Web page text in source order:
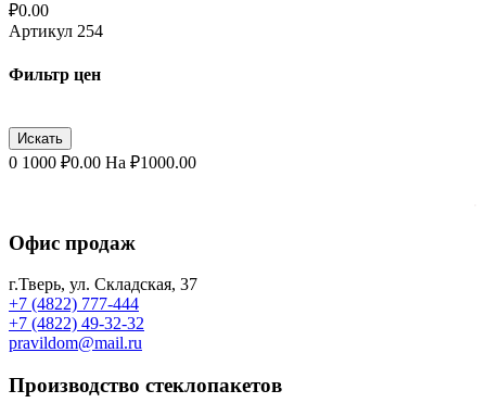
₽0.00
Артикул 254
Фильтр цен
0 1000 ₽0.00 На ₽1000.00
Офис продаж
г.Тверь, ул. Складская, 37
+7 (4822) 777-444
+7 (4822) 49-32-32
pravildom@mail.ru
Производство стеклопакетов